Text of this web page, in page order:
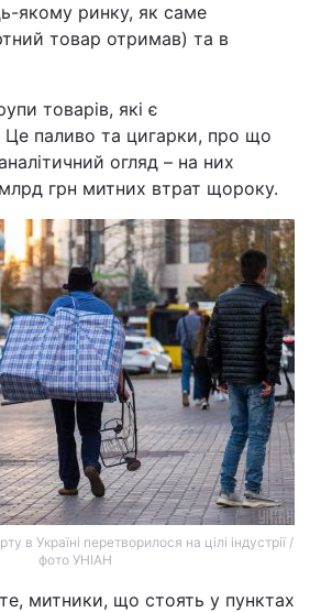
якому ринку, як саме
товар отримав) та в
товарів, які є
паливо та цигарки, про що
огляд – на них
грн митних втрат щороку.
в Україні перетворилося на цілі індустрії /
фото УНІАН
митники, що стоять у пунктах